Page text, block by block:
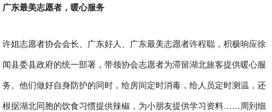
广东最美志愿者，暖心服务
许姐志愿者协会会长、广东好人、广东最美志愿者许程聪，积极响应徐
闻县委县政府的统一部署，带领协会志愿者为滞留湖北旅客提供暖心服
务。他们做好自身防护的同时，给房间定时消毒，给人员定时测温，还
根据湖北同胞的饮食习惯提供辣椒，为小朋友提供学习资料……周到细